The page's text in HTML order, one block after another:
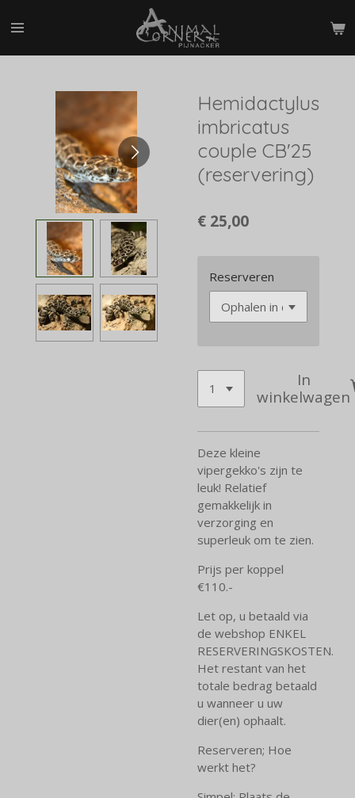
direct
Hemidactylus
imbricatus
couple CB'25
(reservering)
€ 25,00
Reserveren
In
winkelwagen
Deze kleine
vipergekko's zijn te
leuk! Relatief
gemakkelijk in
verzorging en
superleuk om te zien.
Prijs per koppel
€110.-
Let op, u betaald via
de webshop ENKEL
RESERVERINGSKOSTEN.
Het restant van het
totale bedrag betaald
u wanneer u uw
dier(en) ophaalt.
Reserveren; Hoe
werkt het?